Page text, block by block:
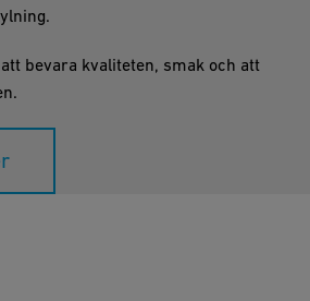
bevara kvaliteten, smak och att